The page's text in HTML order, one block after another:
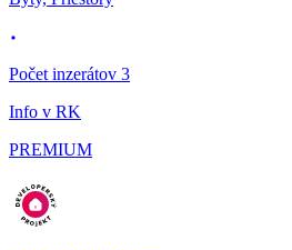
Počet inzerátov 3
Info v RK
PREMIUM